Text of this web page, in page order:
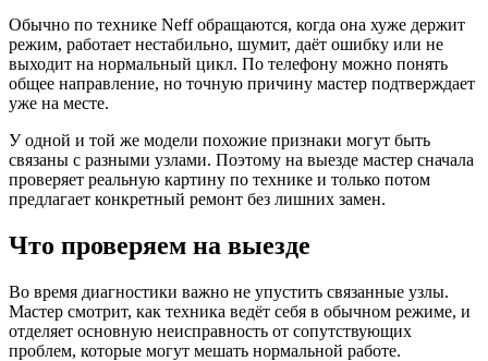
Обычно по технике Neff обращаются, когда она хуже держит
режим, работает нестабильно, шумит, даёт ошибку или не
выходит на нормальный цикл. По телефону можно понять
общее направление, но точную причину мастер подтверждает
уже на месте.
У одной и той же модели похожие признаки могут быть
связаны с разными узлами. Поэтому на выезде мастер сначала
проверяет реальную картину по технике и только потом
предлагает конкретный ремонт без лишних замен.
Что проверяем на выезде
Во время диагностики важно не упустить связанные узлы.
Мастер смотрит, как техника ведёт себя в обычном режиме, и
отделяет основную неисправность от сопутствующих
проблем, которые могут мешать нормальной работе.